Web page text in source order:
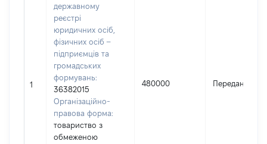
1
державному
реєстрі
юридичних осіб,
фізичних осіб –
підприємців та
громадських
формувань:
36382015
Організаційно-
правова форма:
товариство з
обмеженою
480000 Передано